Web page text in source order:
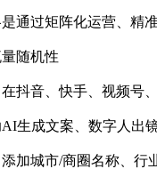
通过矩阵化运营、精
随机性
抖音、快手、视频号
生成文案、数字人出
加城市/商圈名称、行